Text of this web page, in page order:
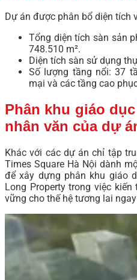
Dự án được phân bổ diện tích
Tổng diện tích sàn sản
748.510 m².
Diện tích sàn sử dụng
Số lượng tầng nổi: 37
mại và các tầng cao
Phân khu giáo
nhân văn của dự
Khác với các dự án chỉ tập
Times Square Hà Nội dành
để xây dựng phân khu giáo
Long Property trong việc
vững cho thế hệ tương lai